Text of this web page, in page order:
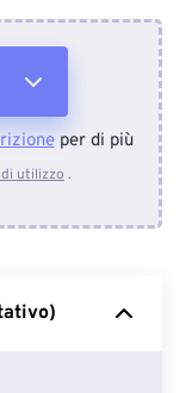
per di più
utilizzo .